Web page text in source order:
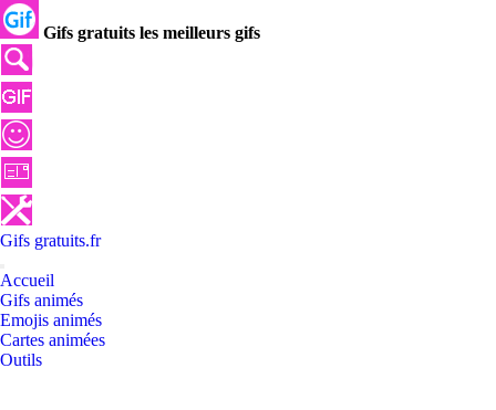
Gifs gratuits les meilleurs gifs
Gifs gratuits.fr
Accueil
Gifs animés
Emojis animés
Cartes animées
Outils